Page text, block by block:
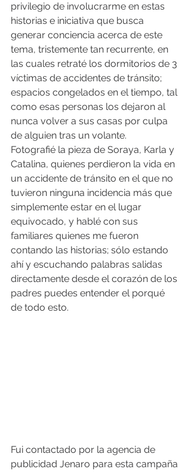
privilegio de involucrarme en estas
historias e iniciativa que busca
generar conciencia acerca de este
tema, tristemente tan recurrente, en
las cuales retraté los dormitorios de 3
víctimas de accidentes de tránsito;
espacios congelados en el tiempo, tal
como esas personas los dejaron al
nunca volver a sus casas por culpa
de alguien tras un volante.
Fotografié la pieza de Soraya, Karla y
Catalina, quienes perdieron la vida en
un accidente de tránsito en el que no
tuvieron ninguna incidencia más que
simplemente estar en el lugar
equivocado, y hablé con sus
familiares quienes me fueron
contando las historias; sólo estando
ahí y escuchando palabras salidas
directamente desde el corazón de los
padres puedes entender el porqué
de todo esto.
Fui contactado por la agencia de
publicidad Jenaro para esta campaña